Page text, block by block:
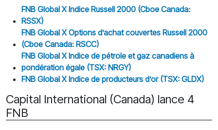
FNB Global X Indice Russell 2000 (Cboe Canada:
RSSX)
FNB Global X Options d’achat couvertes Russell 2000
(Cboe Canada: RSCC)
FNB Global X Indice de pétrole et gaz canadiens à
pondération égale (TSX: NRGY)
FNB Global X Indice de producteurs d’or (TSX: GLDX)
Capital International (Canada) lance 4
FNB